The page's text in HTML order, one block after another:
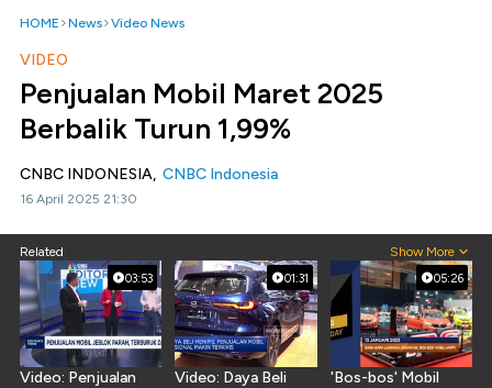
HOME News Video News
VIDEO
Penjualan Mobil Maret 2025
Berbalik Turun 1,99%
CNBC INDONESIA, CNBC Indonesia
16 April 2025 21:30
Related Show More
03:53
Video: Penjualan
01:31
Video: Daya Beli
05:26
'Bos-bos' Mobil